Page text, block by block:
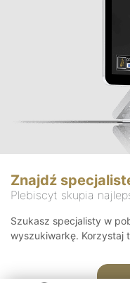
Znajdź
Plebiscyt skupia
Szukasz specjalisty w
wyszukiwarkę. Korzystaj